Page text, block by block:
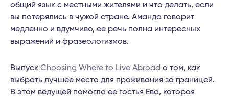
общий язык с местными жителями и что делать, если
вы потерялись в чужой стране. Аманда говорит
медленно и вдумчиво, ее речь полна интересных
выражений и фразеологизмов.
Выпуск Choosing Where to Live Abroad о том, как
выбрать лучшее место для проживания за границей.
В этом ведущей помогла ее гостья Ева, которая